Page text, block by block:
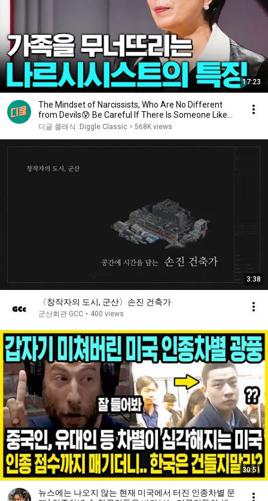
17:23
The Mindset of Narcissists, Who Are No Different
from Devils😰 Be Careful If There Is Someone Like...
디글 클래식 :Diggle Classic • 568K views
3:38
〈창작자의 도시, 군산〉손진 건축가
군산회관 GCC • 400 views
30:51
뉴스에는 나오지 않는 현재 미국에서 터진 인종차별 문